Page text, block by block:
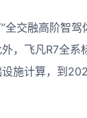
全交融高阶智
，飞凡R7全
施计算，到